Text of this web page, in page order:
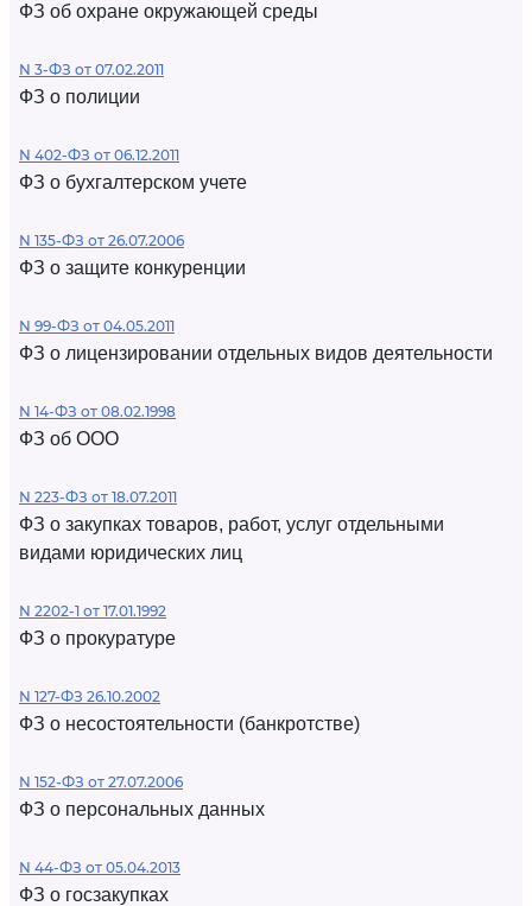
ФЗ об охране окружающей среды
N 3-ФЗ от 07.02.2011
ФЗ о полиции
N 402-ФЗ от 06.12.2011
ФЗ о бухгалтерском учете
N 135-ФЗ от 26.07.2006
ФЗ о защите конкуренции
N 99-ФЗ от 04.05.2011
ФЗ о лицензировании отдельных видов деятельности
N 14-ФЗ от 08.02.1998
ФЗ об ООО
N 223-ФЗ от 18.07.2011
ФЗ о закупках товаров, работ, услуг отдельными
видами юридических лиц
N 2202-1 от 17.01.1992
ФЗ о прокуратуре
N 127-ФЗ 26.10.2002
ФЗ о несостоятельности (банкротстве)
N 152-ФЗ от 27.07.2006
ФЗ о персональных данных
N 44-ФЗ от 05.04.2013
ФЗ о госзакупках